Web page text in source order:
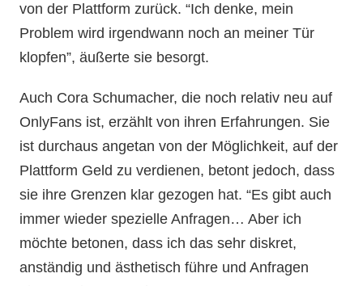
von der Plattform zurück. “Ich denke, mein
Problem wird irgendwann noch an meiner Tür
klopfen”, äußerte sie besorgt.
Auch Cora Schumacher, die noch relativ neu auf
OnlyFans ist, erzählt von ihren Erfahrungen. Sie
ist durchaus angetan von der Möglichkeit, auf der
Plattform Geld zu verdienen, betont jedoch, dass
sie ihre Grenzen klar gezogen hat. “Es gibt auch
immer wieder spezielle Anfragen… Aber ich
möchte betonen, dass ich das sehr diskret,
anständig und ästhetisch führe und Anfragen